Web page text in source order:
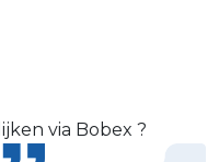
via Bobex ?